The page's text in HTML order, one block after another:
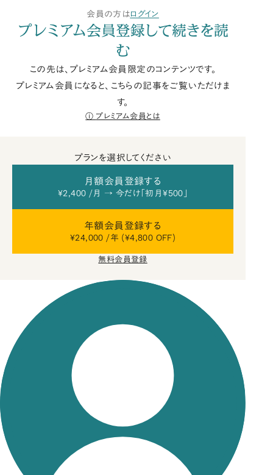
会員の方はログイン
プレミアム会員登録して続きを読
む
この先は、プレミアム会員限定のコンテンツです。
プレミアム会員になると、こちらの記事をご覧いただけま
す。
プレミアム会員とは
プランを選択してください
月額会員登録する
¥2,400 /月 → 今だけ「初月¥500」
年額会員登録する
¥24,000 /年 (¥4,800 OFF)
無料会員登録